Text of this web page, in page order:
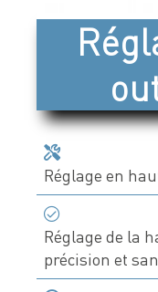
Devis & contact
À propos de
Qui sommes-
Références
Témoignages
Nos
Nos
Réglage en
Réglage de la
précision et